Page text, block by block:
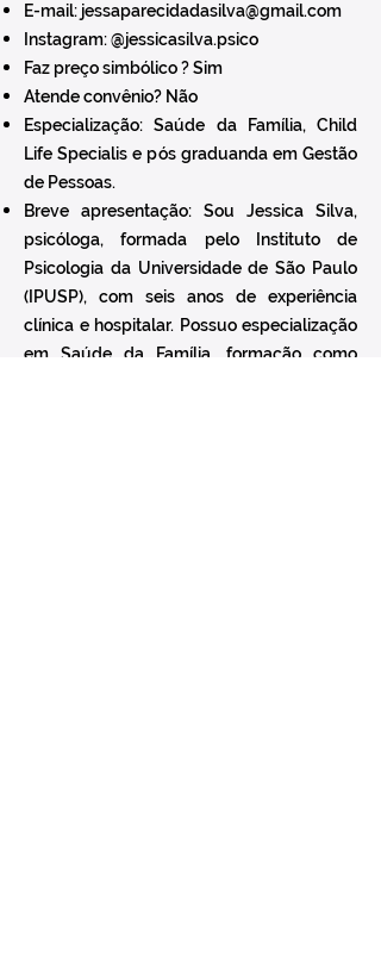
E-mail: jessaparecidadasilva@gmail.com
Instagram: @jessicasilva.psico
Faz preço simbólico ? Sim
Atende convênio? Não
Especialização: Saúde da Família, Child
Life Specialis e pós graduanda em Gestão
de Pessoas.
Breve apresentação: Sou Jessica Silva,
psicóloga, formada pelo Instituto de
Psicologia da Universidade de São Paulo
(IPUSP), com seis anos de experiência
clínica e hospitalar. Possuo especialização
em Saúde da Família, formação como